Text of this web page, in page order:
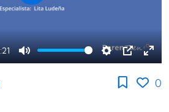
Mute Settings
PIP
Play
0